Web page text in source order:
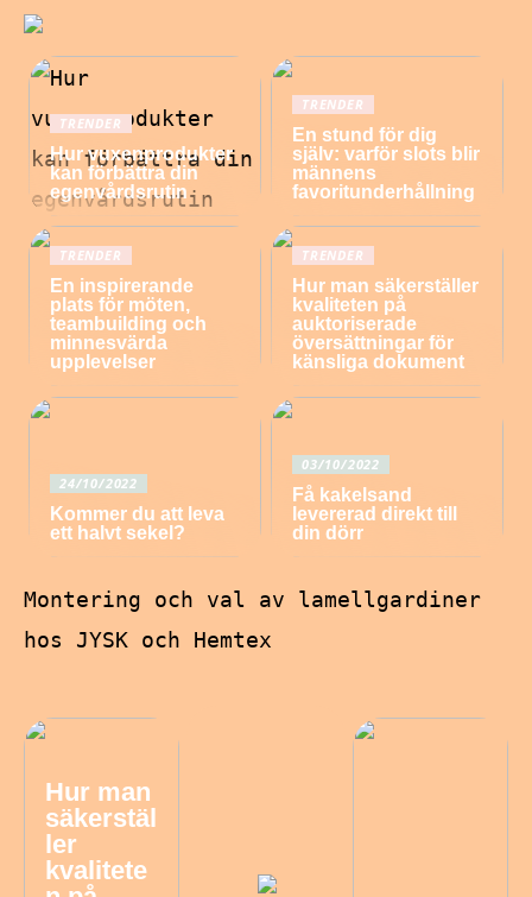
TRENDER
Hur vuxenprodukter
kan förbättra din
egenvårdsrutin
TRENDER
En stund för dig
själv: varför slots blir
männens
favoritunderhållning
TRENDER
En inspirerande
plats för möten,
teambuilding och
minnesvärda
upplevelser
TRENDER
Hur man säkerställer
kvaliteten på
auktoriserade
översättningar för
känsliga dokument
24/10/2022
Kommer du att leva
ett halvt sekel?
03/10/2022
Få kakelsand
levererad direkt till
din dörr
Montering och val av lamellgardiner
hos JYSK och Hemtex
Hur man
säkerstäl
ler
kvalitete